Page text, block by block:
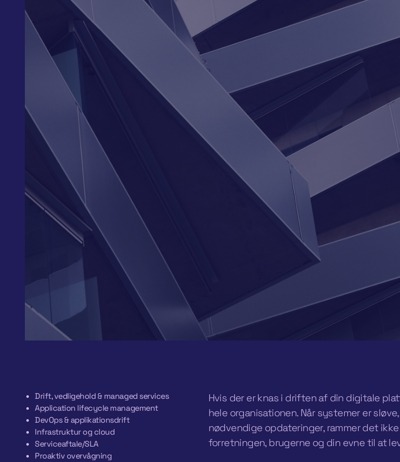
Drift, vedligehold & managed services
Application lifecycle management
DevOps & applikationsdrift
Infrastruktur og cloud
Serviceaftale/SLA
Proaktiv overvågning
Hvis der er knas i driften af din digitale
hele organisationen. Når systemer er
nødvendige opdateringer, rammer det
forretningen, brugerne og din evne til at